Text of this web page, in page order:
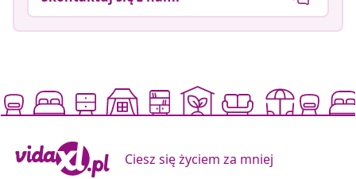
Ciesz się życiem za mniej